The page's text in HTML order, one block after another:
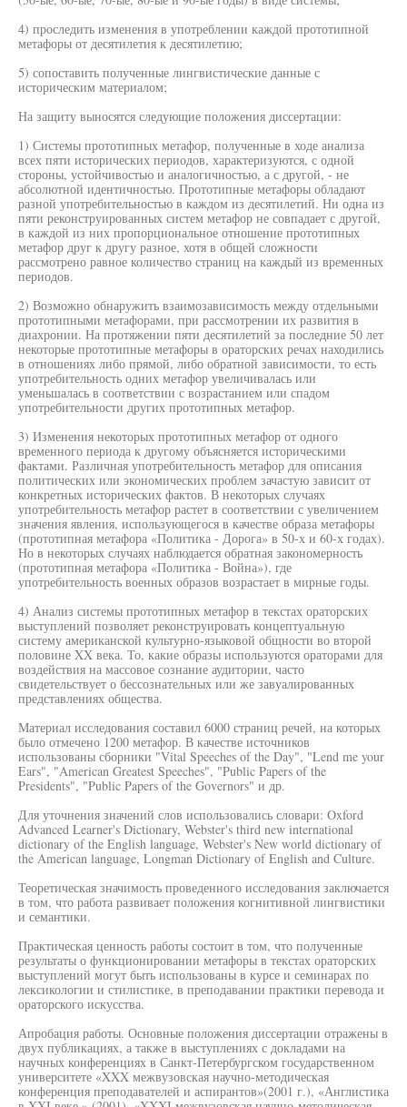
4) проследить изменения в употреблении каждой прототипной
метафоры от десятилетия к десятилетию;
5) сопоставить полученные лингвистические данные с
историческим материалом;
На защиту выносятся следующие положения диссертации:
1) Системы прототипных метафор, полученные в ходе анализа
всех пяти исторических периодов, характеризуются, с одной
стороны, устойчивостью и аналогичностью, а с другой, - не
абсолютной идентичностью. Прототипные метафоры обладают
разной употребительностью в каждом из десятилетий. Ни одна из
пяти реконструированных систем метафор не совпадает с другой,
в каждой из них пропорциональное отношение прототипных
метафор друг к другу разное, хотя в общей сложности
рассмотрено равное количество страниц на каждый из временных
периодов.
2) Возможно обнаружить взаимозависимость между отдельными
прототипными метафорами, при рассмотрении их развития в
диахронии. На протяжении пяти десятилетий за последние 50 лет
некоторые прототипные метафоры в ораторских речах находились
в отношениях либо прямой, либо обратной зависимости, то есть
употребительность одних метафор увеличивалась или
уменьшалась в соответствии с возрастанием или спадом
употребительности других прототипных метафор.
3) Изменения некоторых прототипных метафор от одного
временного периода к другому объясняется историческими
фактами. Различная употребительность метафор для описания
политических или экономических проблем зачастую зависит от
конкретных исторических фактов. В некоторых случаях
употребительность метафор растет в соответствии с увеличением
значения явления, использующегося в качестве образа метафоры
(прототипная метафора «Политика - Дорога» в 50-х и 60-х годах).
Но в некоторых случаях наблюдается обратная закономерность
(прототипная метафора «Политика - Война»), где
употребительность военных образов возрастает в мирные годы.
4) Анализ системы прототипных метафор в текстах ораторских
выступлений позволяет реконструировать концептуальную
систему американской культурно-языковой общности во второй
половине XX века. То, какие образы используются ораторами для
воздействия на массовое сознание аудитории, часто
свидетельствует о бессознательных или же завуалированных
представлениях общества.
Материал исследования составил 6000 страниц речей, на которых
было отмечено 1200 метафор. В качестве источников
использованы сборники "Vital Speeches of the Day", "Lend me your
Ears", "American Greatest Speeches", "Public Papers of the
Presidents", "Public Papers of the Governors" и др.
Для уточнения значений слов использовались словари: Oxford
Advanced Learner's Dictionary, Webster's third new international
dictionary of the English language, Webster's New world dictionary of
the American language, Longman Dictionary of English and Culture.
Теоретическая значимость проведенного исследования заключается
в том, что работа развивает положения когнитивной лингвистики
и семантики.
Практическая ценность работы состоит в том, что полученные
результаты о функционировании метафоры в текстах ораторских
выступлений могут быть использованы в курсе и семинарах по
лексикологии и стилистике, в преподавании практики перевода и
ораторского искусства.
Апробация работы. Основные положения диссертации отражены в
двух публикациях, а также в выступлениях с докладами на
научных конференциях в Санкт-Петербургском государственном
университете «XXX межвузовская научно-методическая
конференция преподавателей и аспирантов»(2001 г.), «Англистика